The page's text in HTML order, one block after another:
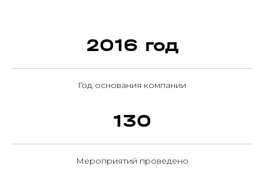
2016 год
Год основания компании
130
Мероприятий проведено